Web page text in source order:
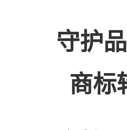
守护
商标